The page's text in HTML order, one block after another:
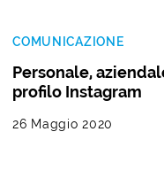
COMUNICAZIONE
Personale,
profilo Instagram
26 Maggio 2020